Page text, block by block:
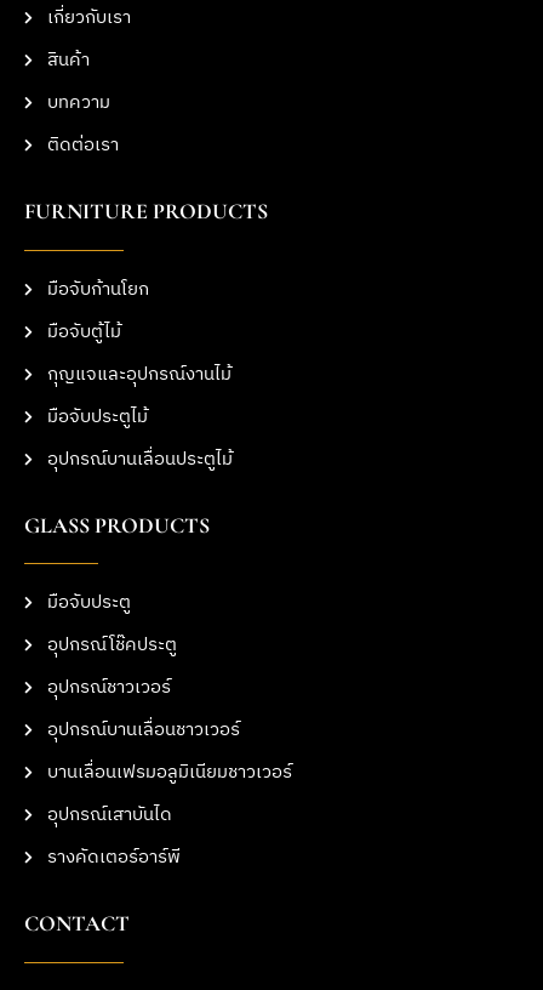
เกี่ยวกับเรา
สินค้า
บทความ
ติดต่อเรา
FURNITURE PRODUCTS
มือจับก้านโยก
มือจับตู้ไม้
กุญแจและอุปกรณ์งานไม้
มือจับประตูไม้
อุปกรณ์บานเลื่อนประตูไม้
GLASS PRODUCTS
มือจับประตู
อุปกรณ์โช๊คประตู
อุปกรณ์ชาวเวอร์
อุปกรณ์บานเลื่อนชาวเวอร์
บานเลื่อนเฟรมอลูมิเนียมชาวเวอร์
อุปกรณ์เสาบันได
รางคัดเตอร์อาร์พี
CONTACT